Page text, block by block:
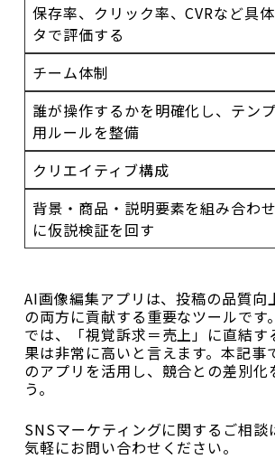
保存率、クリック率、CVRなど具
タで評価する
チーム体制
誰が操作するかを明確化し、テン
用ルールを整備
クリエイティブ構成
背景・商品・説明要素を組み合わ
に仮説検証を回す
AI画像編集アプリは、投稿の品質向
の両方に貢献する重要なツールです
では、「視覚訴求＝売上」に直結す
果は非常に高いと言えます。本記事
のアプリを活用し、競合との差別化
う。
SNSマーケティングに関するご相談
気軽にお問い合わせください。